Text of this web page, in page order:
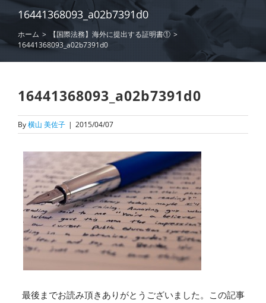
16441368093_a02b7391d0
ホーム > 【国際法務】海外に提出する証明書① >
16441368093_a02b7391d0
16441368093_a02b7391d0
By横山 美佐子 | 2015/04/07
最後までお読み頂きありがとうございました。この記事